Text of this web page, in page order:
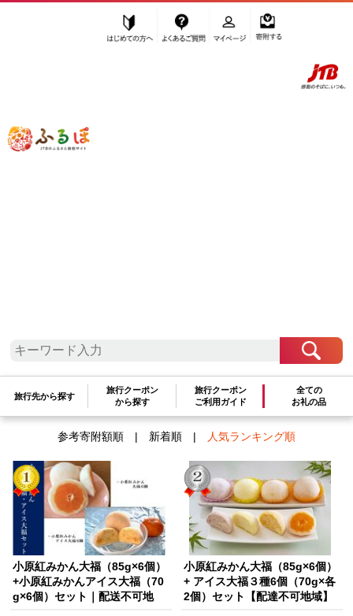
ふるぽ JTBのふるさと納税サイト
旅行先から探す
旅行クーポン
から探す
旅行クーポン
ご利用ガイド
全ての
お礼の品
「ふるさと納税」TOP
検索結果一覧 1～2件 / 全2件
参考寄附額順| 新着順| 人気ランキング順
小原紅みかん大福（85g×6個）
+小原紅みかんアイス大福（70
g×6個）セット｜配送不可地
小原紅みかん大福（85g×6個）
+ アイス大福３種6個（70g×各
2個）セット【配達不可地域】